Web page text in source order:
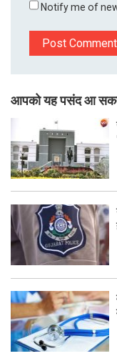
Notify me of
आपको यह पसंद आ